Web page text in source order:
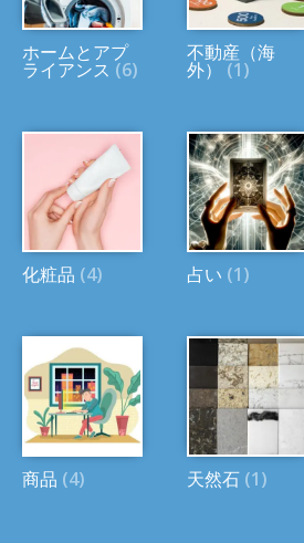
ホームとアプ
ライアンス (6)
不動産（海
外） (1)
化粧品 (4) 占い (1)
商品 (4) 天然石 (1)